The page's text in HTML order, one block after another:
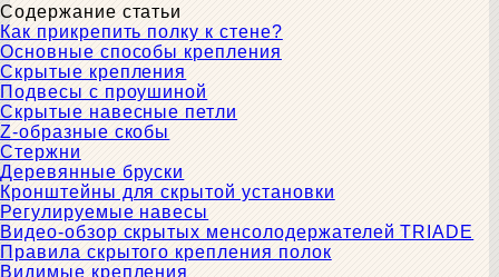
Содержание статьи
Как прикрепить полку к стене?
Основные способы крепления
Скрытые крепления
Подвесы с проушиной
Скрытые навесные петли
Z-образные скобы
Стержни
Деревянные бруски
Кронштейны для скрытой установки
Регулируемые навесы
Видео-обзор скрытых менсолодержателей TRIADE
Правила скрытого крепления полок
Видимые крепления